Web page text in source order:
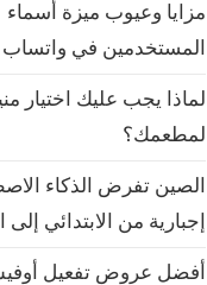
مزايا وعيوب ميزة أسماء
المستخدمين في واتساب
لماذا يجب عليك اختيار
لمطعمك؟
الصين تفرض الذكاء
إجبارية من الابتدائي إلى